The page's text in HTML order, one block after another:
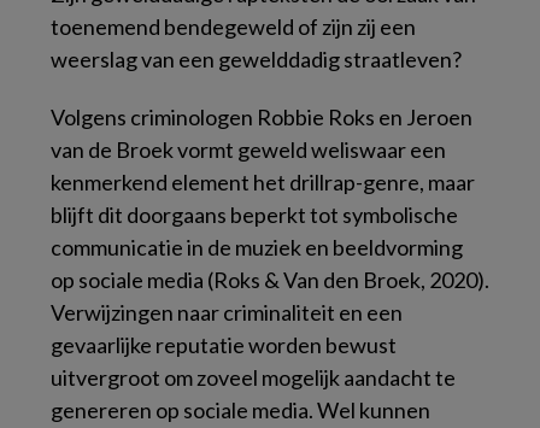
toenemend bendegeweld of zijn zij een
weerslag van een gewelddadig straatleven?
Volgens criminologen Robbie Roks en Jeroen
van de Broek vormt geweld weliswaar een
kenmerkend element het drillrap-genre, maar
blijft dit doorgaans beperkt tot symbolische
communicatie in de muziek en beeldvorming
op sociale media (Roks & Van den Broek, 2020).
Verwijzingen naar criminaliteit en een
gevaarlijke reputatie worden bewust
uitvergroot om zoveel mogelijk aandacht te
genereren op sociale media. Wel kunnen